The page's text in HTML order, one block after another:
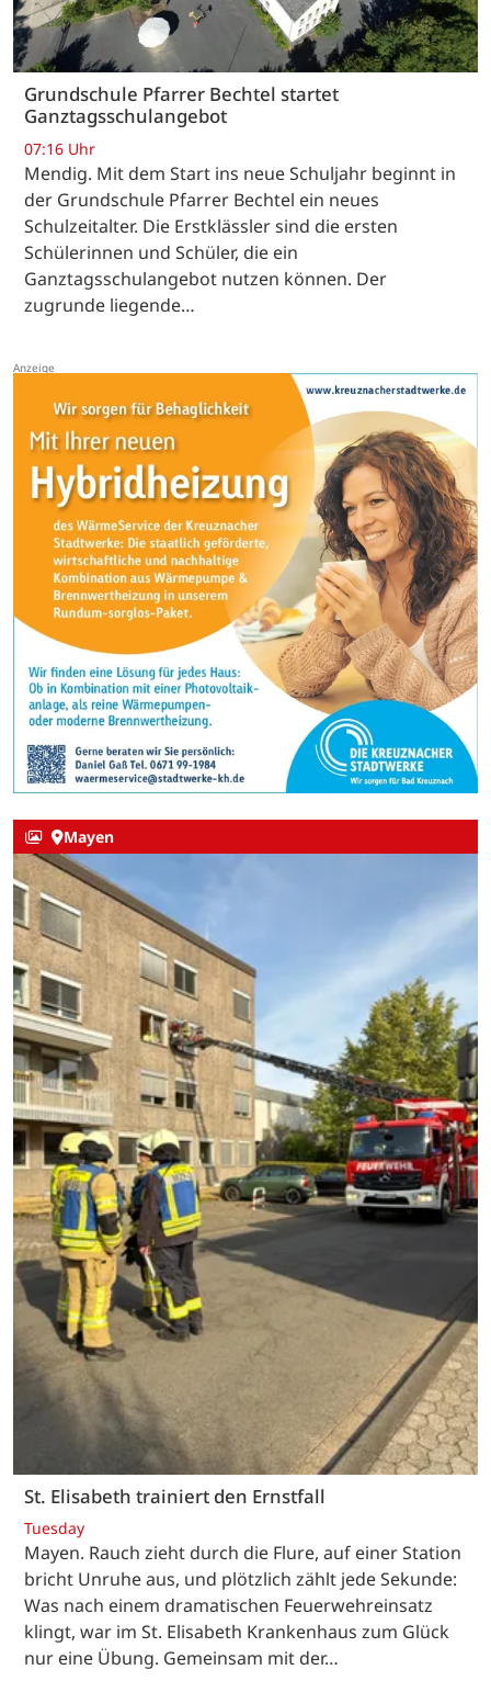
Grundschule Pfarrer Bechtel startet
Ganztagsschulangebot
07:16 Uhr
Mendig. Mit dem Start ins neue Schuljahr beginnt in
der Grundschule Pfarrer Bechtel ein neues
Schulzeitalter. Die Erstklässler sind die ersten
Schülerinnen und Schüler, die ein
Ganztagsschulangebot nutzen können. Der
zugrunde liegende…
Mayen
St. Elisabeth trainiert den Ernstfall
Tuesday
Mayen. Rauch zieht durch die Flure, auf einer Station
bricht Unruhe aus, und plötzlich zählt jede Sekunde:
Was nach einem dramatischen Feuerwehreinsatz
klingt, war im St. Elisabeth Krankenhaus zum Glück
nur eine Übung. Gemeinsam mit der…